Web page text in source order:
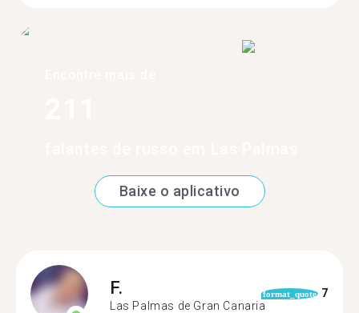
Baixe o aplicativo
F.
Las Palmas de Gran Canaria
format_quote 7